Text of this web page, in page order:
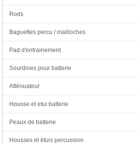
Rods
Baguettes percu / mailloches
Pad d'entrainement
Sourdines pour batterie
Atténuateur
Housse et etui batterie
Peaux de batterie
Housses et étuis percussion